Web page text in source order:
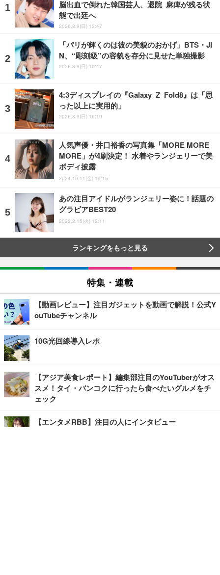
脳出血で倒れた韓国芸人、退院 麻痺が残る状
態で出廷へ
2026.8.9(日) 12:47
「パリが輝くのは彼の美貌のおかげ」BTS・JI
N、“彫刻級”の容貌を存分に見せた単独撮影
2026.8.9(日) 10:47
4:3ディスプレイの『Galaxy Z Fold8』は「思
った以上に実用的」
2026.8.9(日) 16:19
人気声優・井口裕香の写真集「MORE MORE
MORE」が4刷決定！ 水着やランジェリーで美
ボディ披露
2024.10.11(金) 19:15
あの注目アイドルがランジェリー姿に！話題の
グラビアBEST20
2022.2.15(火) 12:11
ランキングをもっと見る
特集・連載
【動画レビュー】注目ガジェットを動画で解説！公式Y
ouTubeチャンネル
10G光回線導入レポ
【アジア美食レポート】編集部注目のYouTuberがオス
スメ！タイ・バンコクに行ったら食べたいグルメをチ
ェック
【エンタメRBB】注目の人にインタビュー